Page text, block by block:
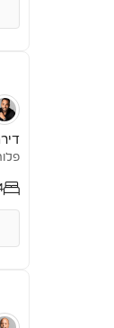
דירת 4 חד’ עם נוף